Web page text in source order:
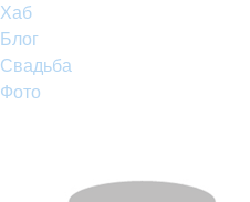
Хаб
Блог
Свадьба
Фото